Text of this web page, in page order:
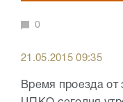
0
21.05.2015 09:35
Время проезда от